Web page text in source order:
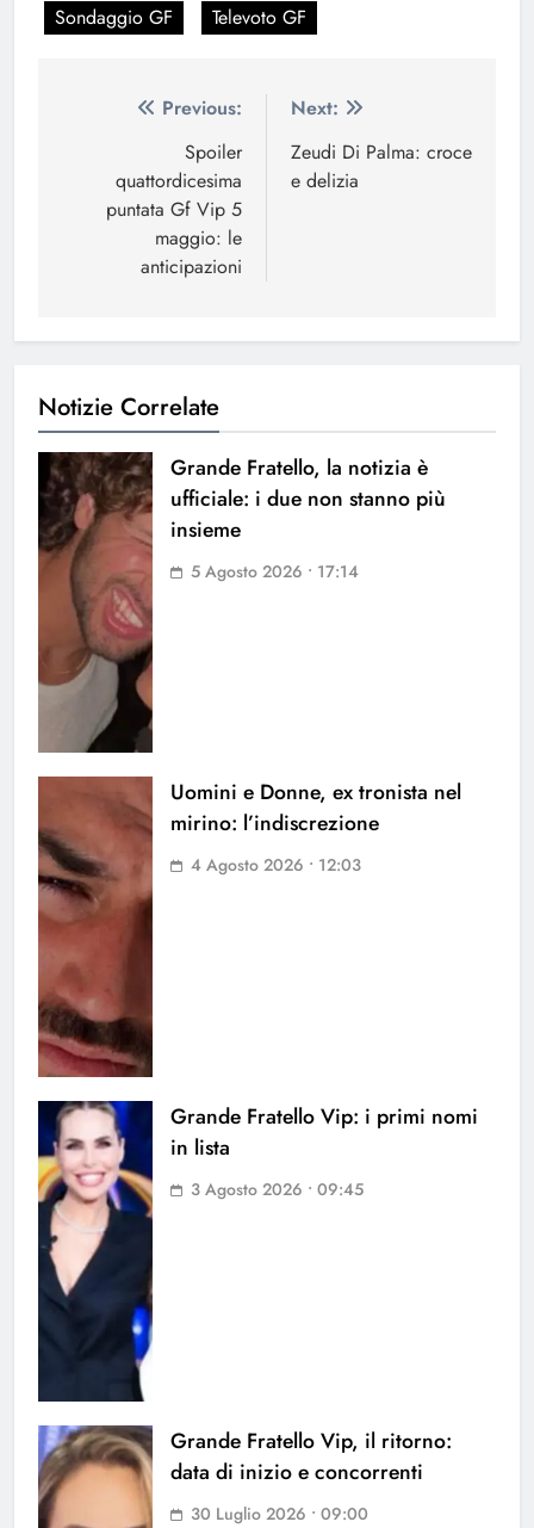
Sondaggio GF Televoto GF
Navigazione
Previous:
Spoiler
quattordicesima
puntata Gf Vip 5
maggio: le
anticipazioni
Next:
Zeudi Di Palma: croce
e delizia
Notizie Correlate
Grande Fratello, la notizia è
ufficiale: i due non stanno più
insieme
5 Agosto 2026 • 17:14
Uomini e Donne, ex tronista nel
mirino: l’indiscrezione
4 Agosto 2026 • 12:03
Grande Fratello Vip: i primi nomi
in lista
3 Agosto 2026 • 09:45
Grande Fratello Vip, il ritorno:
data di inizio e concorrenti
30 Luglio 2026 • 09:00